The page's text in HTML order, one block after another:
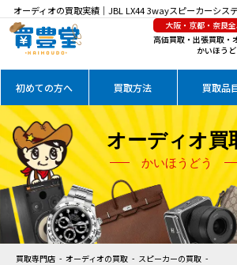
オーディオの買取実績｜JBL LX44 3wayスピーカーシス
大阪・京都・奈良
高価買取・出張買取・
かいほうど
初めての方へ 買取方法 買取品
オーディオ買
かいほうどう
買取専門店 オーディオの買取
スピーカーの買取